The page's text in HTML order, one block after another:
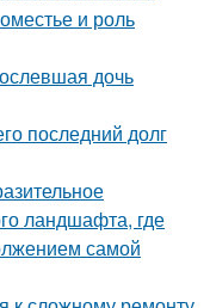
и роль
дочь
последний долг
ландшафта, где
самой